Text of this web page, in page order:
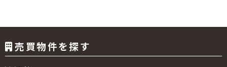
売買物件を探す